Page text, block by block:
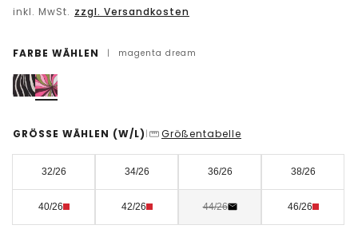
inkl. MwSt. zzgl. Versandkosten
FARBE WÄHLEN | magenta dream
GRÖSSE WÄHLEN (W/L) | Größentabelle
32/26 34/26 36/26 38/26
40/26 42/26 44/26 46/26